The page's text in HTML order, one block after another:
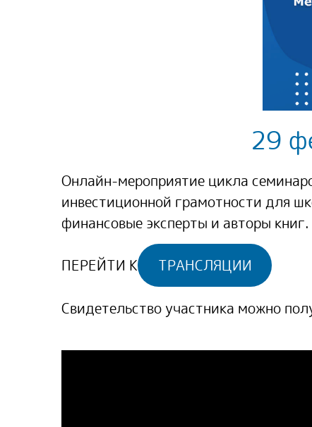
29
Онлайн-мероприятие цикла
инвестиционной грамотности для
финансовые эксперты и авторы книг.
ПЕРЕЙТИ К ТРАНСЛЯЦИИ
Свидетельство участника можно